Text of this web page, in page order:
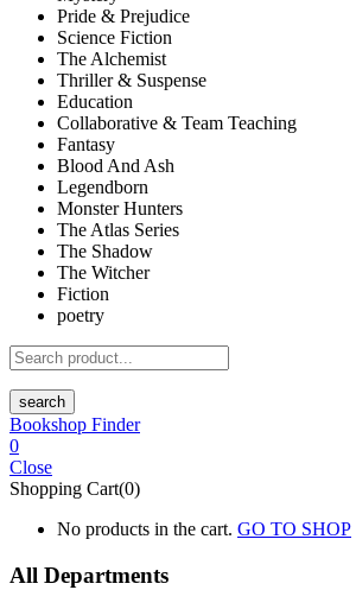
Pride & Prejudice
Science Fiction
The Alchemist
Thriller & Suspense
Education
Collaborative & Team Teaching
Fantasy
Blood And Ash
Legendborn
Monster Hunters
The Atlas Series
The Shadow
The Witcher
Fiction
poetry
search
Bookshop Finder
0
Close
Shopping Cart(0)
No products in the cart. GO TO SHOP
All Departments